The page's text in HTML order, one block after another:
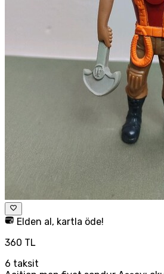
Elden al, kartla öde!
360 TL
6 taksit